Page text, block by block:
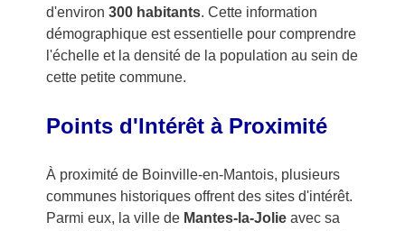
d'environ 300 habitants. Cette information
démographique est essentielle pour comprendre
l'échelle et la densité de la population au sein de
cette petite commune.
Points d'Intérêt à Proximité
À proximité de Boinville-en-Mantois, plusieurs
communes historiques offrent des sites d'intérêt.
Parmi eux, la ville de Mantes-la-Jolieavec sa